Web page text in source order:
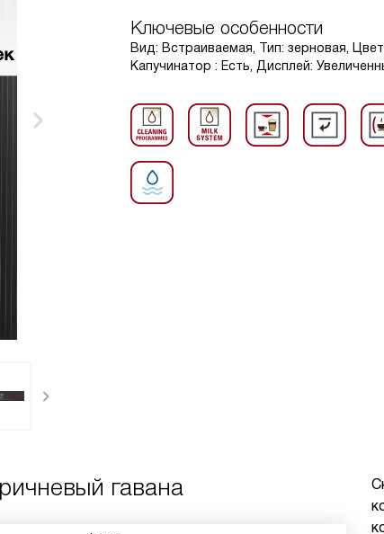
Ключевые особенности
Вид: Встраиваемая, Тип: зерновая,
Капучинатор : Есть, Дисплей:
гавана